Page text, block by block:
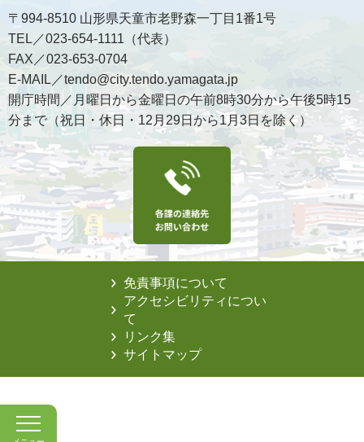
〒994-8510 山形県天童市老野森一丁目1番1号
TEL／023-654-1111（代表）
FAX／023-653-0704
E-MAIL／tendo@city.tendo.yamagata.jp
開庁時間／月曜日から金曜日の午前8時30分から午後5時15
分まで（祝日・休日・12月29日から1月3日を除く）
免責事項について
アクセシビリティについ
て
リンク集
サイトマップ